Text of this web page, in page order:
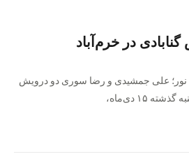
در خرم‌آباد
نور؛ علی جمشیدی و رضا سوری دو درویش
۱۵ دی‌ماه،